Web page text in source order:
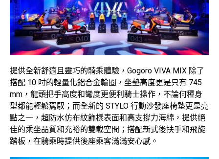
提供全新舒適且靈巧的騎乘體驗，Gogoro VIVA MIX 除了
搭配 10 吋的輕量化鋁合金輪圈，坐墊高度更是只有 745
mm，龍頭把手高度和彎度更便利騎士操作，不論何種身
型都能輕鬆駕馭；而全新的 STYLO 行動沙發座椅墊更是亮
點之一，超防水仿布紋飾樣表面和高支撐力海綿，提供絕
佳的乘坐品質和充裕的雙載空間；搭配新式後扶手和飛旋
踏板，在騎乘時提供後座乘客滿滿安心感。